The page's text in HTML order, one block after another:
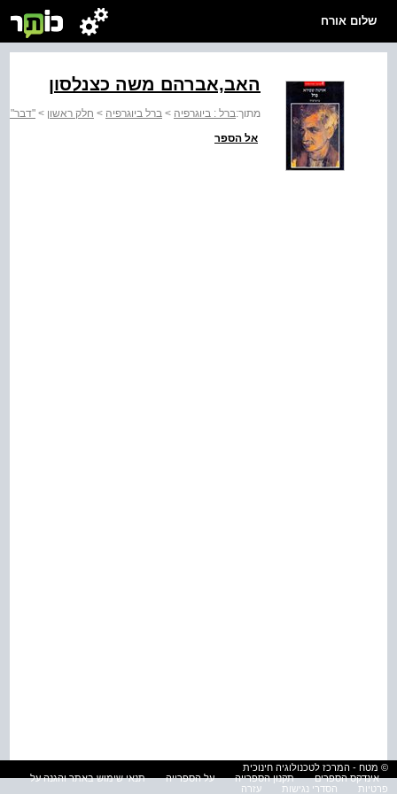
שלום אורח
האב,אברהם משה כצנלסון
מתוך:ברל : ביוגרפיה > ברל ביוגרפיה > חלק ראשון > "דבר" 1925
אל הספר
© מטח - המרכז לטכנולוגיה חינוכית
אינדקס הספרים
תקנון הספרייה על הספרייה
תנאי שימוש באתר והגנה על
פרטיות
הסדרי נגישות עזרה